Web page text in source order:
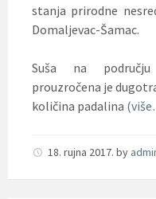
stanja prirodne
Domaljevac-Šamac.
Suša na području
prouzročena je
količina padalina
18. rujna 2017. by